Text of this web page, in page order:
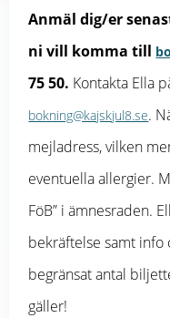
Anmäl dig/er
ni vill komma till
75 50. Kontakta Ella
bokning@kajskjul8.se.
mejladress, vilken
eventuella allergier.
FöB” i ämnesraden.
bekräftelse samt info
begränsat antal
gäller!